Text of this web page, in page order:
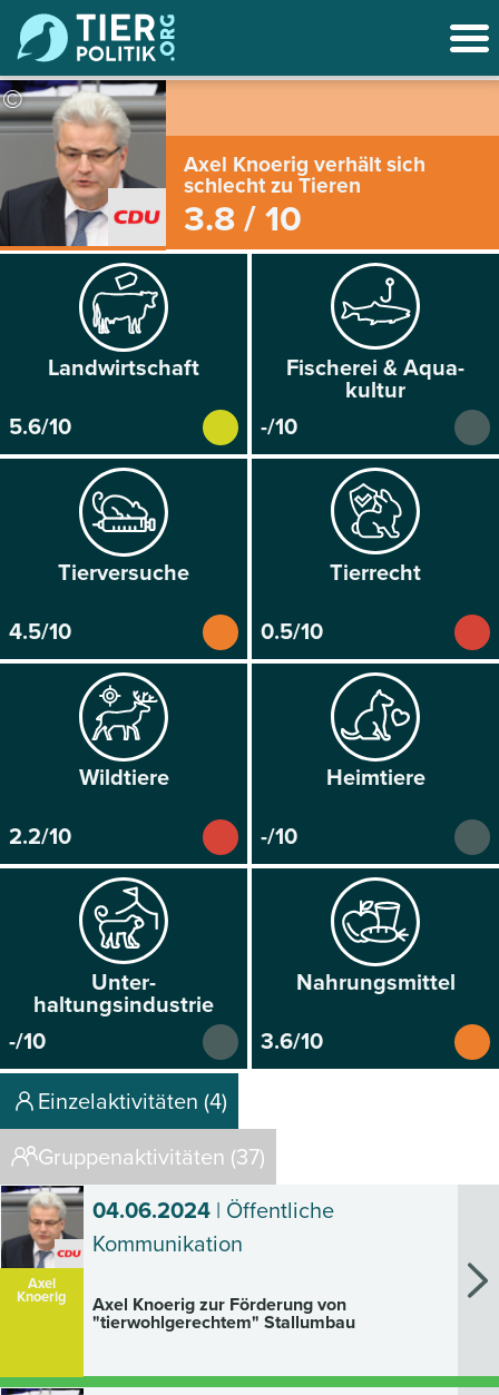
©
Axel Knoerig verhält sich
schlecht zu Tieren
3.8 / 10
Land­wirtschaft
5.6/10
Fischerei & Aqua­
kultur
-/10
Tier­versuche
4.5/10
Tier­recht
0.5/10
Wild­tiere
2.2/10
Heim­tiere
-/10
Unter­
haltungsindustrie
-/10
Nahrungs­mittel
3.6/10
Einzelaktivitäten (4)
Gruppenaktivitäten (37)
Axel
Knoerig
04.06.2024| Öffentliche
Kommunikation
Axel Knoerig zur Förderung von
"tierwohlgerechtem" Stallumbau